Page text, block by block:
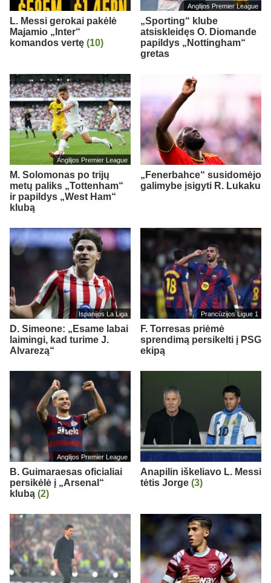
L. Messi gerokai pakėlė
Majamio „Inter“
komandos vertę (10)
Anglijos Premier League
„Sporting“ klube
atsiskleidęs O. Diomande
papildys „Nottingham“
gretas
Anglijos Premier League
M. Solomonas po trijų
metų paliks „Tottenham“
ir papildys „West Ham“
klubą
„Fenerbahce“ susidomėjo
galimybe įsigyti R. Lukaku
Ispanijos La Liga
D. Simeone: „Esame labai
laimingi, kad turime J.
Alvarezą“
Prancūzijos Ligue 1
F. Torresas priėmė
sprendimą persikelti į PSG
ekipą
Anglijos Premier League
B. Guimaraesas oficialiai
persikėlė į „Arsenal“
klubą (2)
Anapilin iškeliavo L. Messi
tėtis Jorge (3)